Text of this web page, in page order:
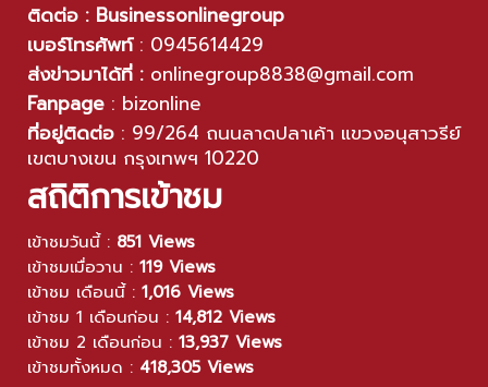
ติดต่อ : Businessonlinegroup
เบอร์โทรศัพท์: 0945614429
ส่งข่าวมาได้ที่ : onlinegroup8838@gmail.com
Fanpage : bizonline
ที่อยู่ติดต่อ : 99/264 ถนนลาดปลาเค้า แขวงอนุสาวรีย์
เขตบางเขน กรุงเทพฯ 10220
สถิติการเข้าชม
เข้าชมวันนี้ : 851 Views
เข้าชมเมื่อวาน : 119 Views
เข้าชม เดือนนี้ : 1,016 Views
เข้าชม 1 เดือนก่อน : 14,812 Views
เข้าชม 2 เดือนก่อน : 13,937 Views
เข้าชมทั้งหมด : 418,305 Views